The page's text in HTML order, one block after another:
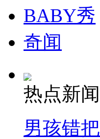
BABY秀
奇闻
热点新闻
男孩错